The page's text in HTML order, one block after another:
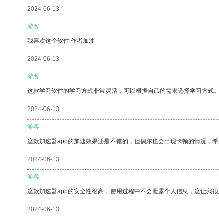
2024-06-13
游客
我喜欢这个软件 作者加油
2024-06-13
游客
这款学习软件的学习方式非常灵活，可以根据自己的需求选择学习方式
2024-06-13
游客
这款加速器app的加速效果还是不错的，但偶尔也会出现卡顿的情况，希
2024-06-13
游客
这款加速器app的安全性很高，使用过程中不会泄露个人信息，这让我
2024-06-13